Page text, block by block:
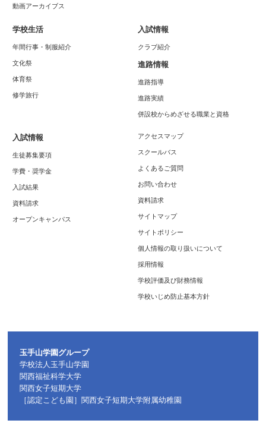
動画アーカイブス
学校生活
年間行事・制服紹介
文化祭
体育祭
修学旅行
入試情報
クラブ紹介
進路情報
進路指導
進路実績
併設校からめざせる職業と資格
入試情報
生徒募集要項
学費・奨学金
入試結果
資料請求
オープンキャンパス
アクセスマップ
スクールバス
よくあるご質問
お問い合わせ
資料請求
サイトマップ
サイトポリシー
個人情報の取り扱いについて
採用情報
学校評価及び財務情報
学校いじめ防止基本方針
玉手山学園グループ
学校法人玉手山学園
関西福祉科学大学
関西女子短期大学
［認定こども園］関西女子短期大学附属幼稚園